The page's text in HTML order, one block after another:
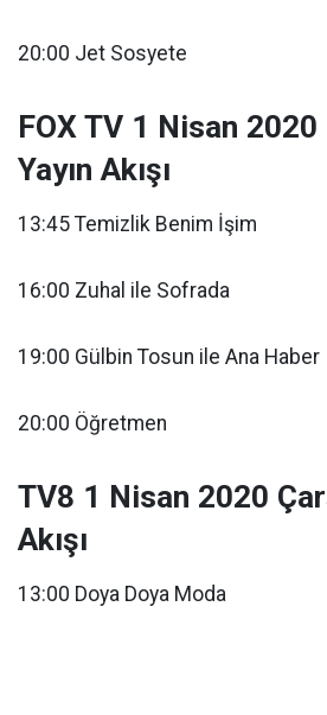
20:00 Jet Sosyete
FOX TV 1 Nisan
Yayın Akışı
13:45 Temizlik Benim İşim
16:00 Zuhal ile Sofrada
19:00 Gülbin Tosun ile Ana Haber
20:00 Öğretmen
TV8 1 Nisan 2020
Akışı
13:00 Doya Doya Moda